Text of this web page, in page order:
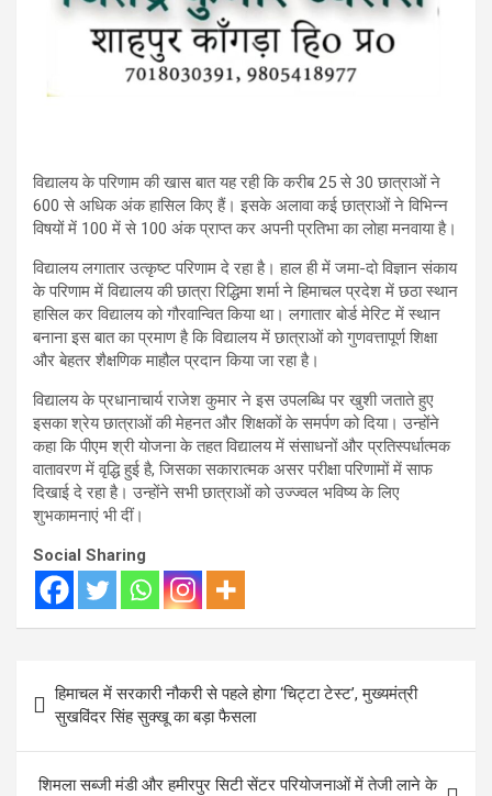
विद्यालय के परिणाम की खास बात यह रही कि करीब 25 से 30 छात्राओं ने
600 से अधिक अंक हासिल किए हैं। इसके अलावा कई छात्राओं ने विभिन्न
विषयों में 100 में से 100 अंक प्राप्त कर अपनी प्रतिभा का लोहा मनवाया है।
विद्यालय लगातार उत्कृष्ट परिणाम दे रहा है। हाल ही में जमा-दो विज्ञान संकाय
के परिणाम में विद्यालय की छात्रा रिद्धिमा शर्मा ने हिमाचल प्रदेश में छठा स्थान
हासिल कर विद्यालय को गौरवान्वित किया था। लगातार बोर्ड मेरिट में स्थान
बनाना इस बात का प्रमाण है कि विद्यालय में छात्राओं को गुणवत्तापूर्ण शिक्षा
और बेहतर शैक्षणिक माहौल प्रदान किया जा रहा है।
विद्यालय के प्रधानाचार्य राजेश कुमार ने इस उपलब्धि पर खुशी जताते हुए
इसका श्रेय छात्राओं की मेहनत और शिक्षकों के समर्पण को दिया। उन्होंने
कहा कि पीएम श्री योजना के तहत विद्यालय में संसाधनों और प्रतिस्पर्धात्मक
वातावरण में वृद्धि हुई है, जिसका सकारात्मक असर परीक्षा परिणामों में साफ
दिखाई दे रहा है। उन्होंने सभी छात्राओं को उज्ज्वल भविष्य के लिए
शुभकामनाएं भी दीं।
Social Sharing
navigation
हिमाचल में सरकारी नौकरी से पहले होगा ‘चिट्टा टेस्ट’, मुख्यमंत्री
सुखविंदर सिंह सुक्खू का बड़ा फैसला
शिमला सब्जी मंडी और हमीरपुर सिटी सेंटर परियोजनाओं में तेजी लाने के